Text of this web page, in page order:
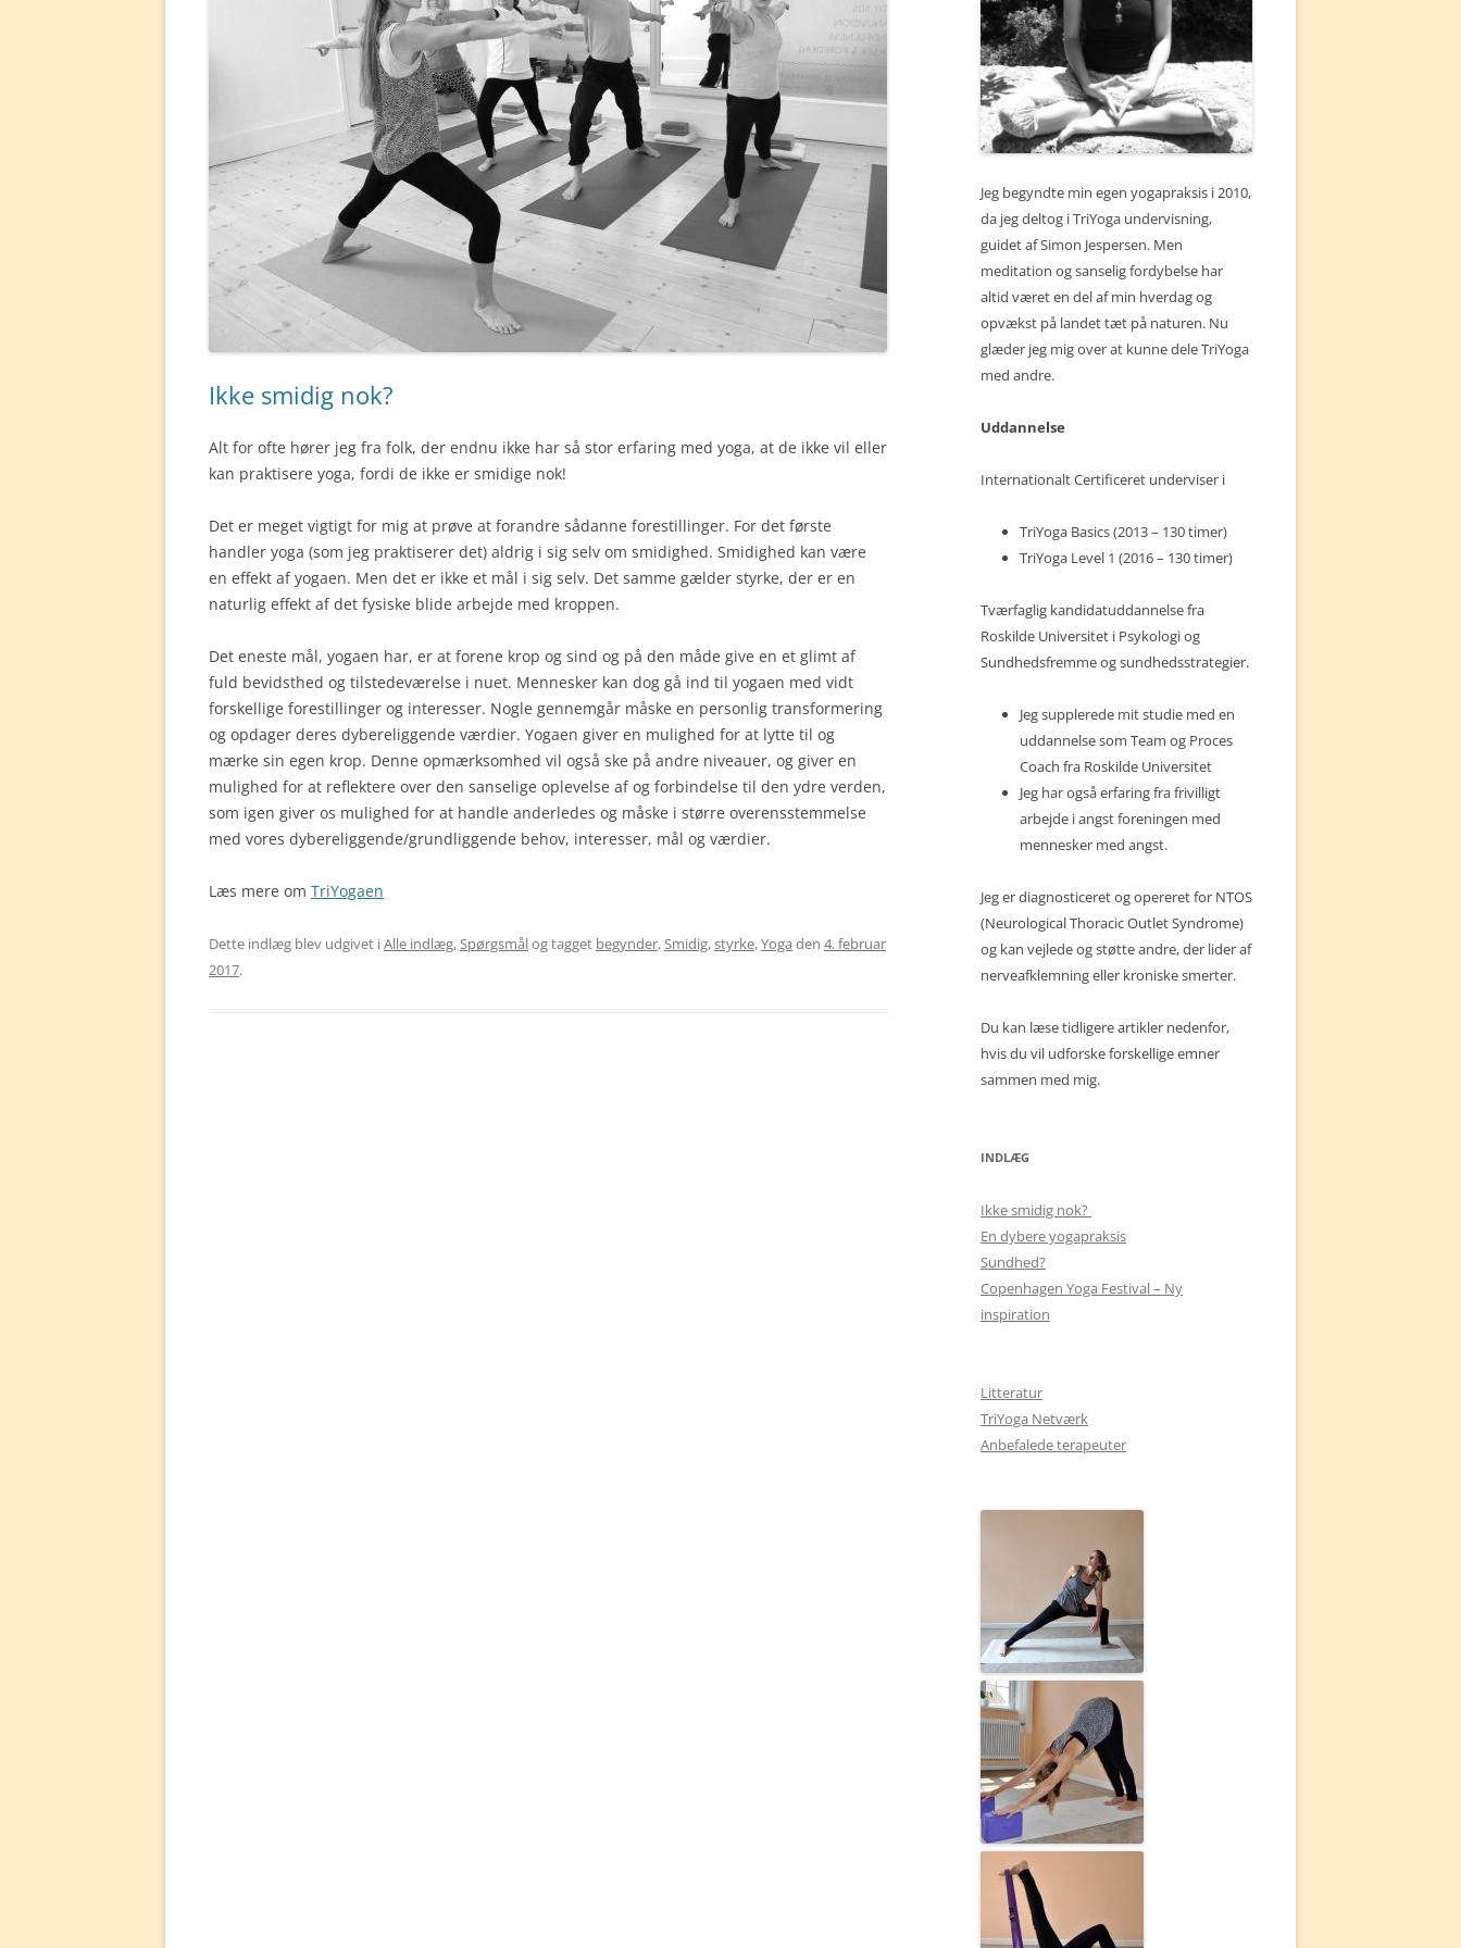
Ikke smidig nok?
Alt for ofte hører jeg fra folk, der endnu ikke har så stor erfaring med yoga, at de ikke vil eller
kan praktisere yoga, fordi de ikke er smidige nok!
Det er meget vigtigt for mig at prøve at forandre sådanne forestillinger. For det første
handler yoga (som jeg praktiserer det) aldrig i sig selv om smidighed. Smidighed kan være
en effekt af yogaen. Men det er ikke et mål i sig selv. Det samme gælder styrke, der er en
naturlig effekt af det fysiske blide arbejde med kroppen.
Det eneste mål, yogaen har, er at forene krop og sind og på den måde give en et glimt af
fuld bevidsthed og tilstedeværelse i nuet. Mennesker kan dog gå ind til yogaen med vidt
forskellige forestillinger og interesser. Nogle gennemgår måske en personlig transformering
og opdager deres dybereliggende værdier. Yogaen giver en mulighed for at lytte til og
mærke sin egen krop. Denne opmærksomhed vil også ske på andre niveauer, og giver en
mulighed for at reflektere over den sanselige oplevelse af og forbindelse til den ydre verden,
som igen giver os mulighed for at handle anderledes og måske i større overensstemmelse
med vores dybereliggende/grundliggende behov, interesser, mål og værdier.
Læs mere om TriYogaen
Dette indlæg blev udgivet iAlle indlæg,Spørgsmålog tagget begynder,Smidig,styrke,Yoga den 4. februar
2017.
Jeg begyndte min egen yogapraksis i 2010,
da jeg deltog i TriYoga undervisning,
guidet af Simon Jespersen. Men
meditation og sanselig fordybelse har
altid været en del af min hverdag og
opvækst på landet tæt på naturen. Nu
glæder jeg mig over at kunne dele TriYoga
med andre.
Uddannelse
Internationalt Certificeret underviser i
TriYoga Basics (2013 – 130 timer)
TriYoga Level 1 (2016 – 130 timer)
Tværfaglig kandidatuddannelse fra
Roskilde Universitet i Psykologi og
Sundhedsfremme og sundhedsstrategier.
Jeg supplerede mit studie med en
uddannelse som Team og Proces
Coach fra Roskilde Universitet
Jeg har også erfaring fra frivilligt
arbejde i angst foreningen med
mennesker med angst.
Jeg er diagnosticeret og opereret for NTOS
(Neurological Thoracic Outlet Syndrome)
og kan vejlede og støtte andre, der lider af
nerveafklemning eller kroniske smerter.
Du kan læse tidligere artikler nedenfor,
hvis du vil udforske forskellige emner
sammen med mig.
INDLÆG
Ikke smidig nok?
En dybere yogapraksis
Sundhed?
Copenhagen Yoga Festival – Ny
inspiration
Litteratur
TriYoga Netværk
Anbefalede terapeuter